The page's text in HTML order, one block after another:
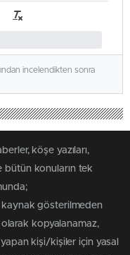
incelendikten sonra
köşe yazıları,
bütün konuların tek
gösterilmeden
olarak kopyalanamaz,
kişi/kişiler için yasal